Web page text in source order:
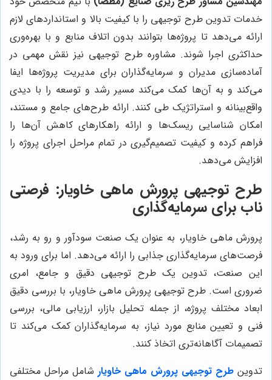
خدمات تدوین طرح توجیهی را با کیفیت بالا و استانداردهای لازم
ارائه می‌دهد تا پروژه‌ها بتوانند بدون اتلاف منابع و با بهره‌وری
حداکثری اجرا شوند. مشاوره طرح توجیهی نیز نقش مهمی در
آماده‌سازی مدیران و سرمایه‌گذاران برای مدیریت پروژه‌ها ایفا
می‌کند و به آن‌ها کمک می‌کند مسیر رشد و توسعه را با دیدی
واقع‌بینانه و استراتژیک طی کنند. ارائه طرح‌های جامع و مستند،
امکان شناسایی ریسک‌ها و ارائه راهکارهای کاهش آن‌ها را
فراهم کرده و کیفیت تصمیم‌گیری در تمام مراحل اجرای پروژه را
افزایش می‌دهد.
طرح توجیهی پرورش ماهی خاویار: فرصتی
ناب برای سرمایه‌گذاری
پرورش ماهی خاویار، به عنوان یک صنعت سودآور و رو به رشد،
فرصت‌های سرمایه‌گذاری جذابی را ارائه می‌دهد. اما برای ورود به
این صنعت، تدوین یک طرح توجیهی دقیق و جامع، امری
ضروری است. طرح توجیهی پرورش ماهی خاویار، با بررسی دقیق
ابعاد مختلف پروژه، از جمله تحلیل بازار، ارزیابی مالی، بررسی
فنی و تعیین منابع مورد نیاز، به سرمایه‌گذاران کمک می‌کند تا
تصمیمات آگاهانه‌تری اتخاذ کنند.
تدوین طرح توجیهی پرورش ماهی خاویار شامل مراحل مختلفی